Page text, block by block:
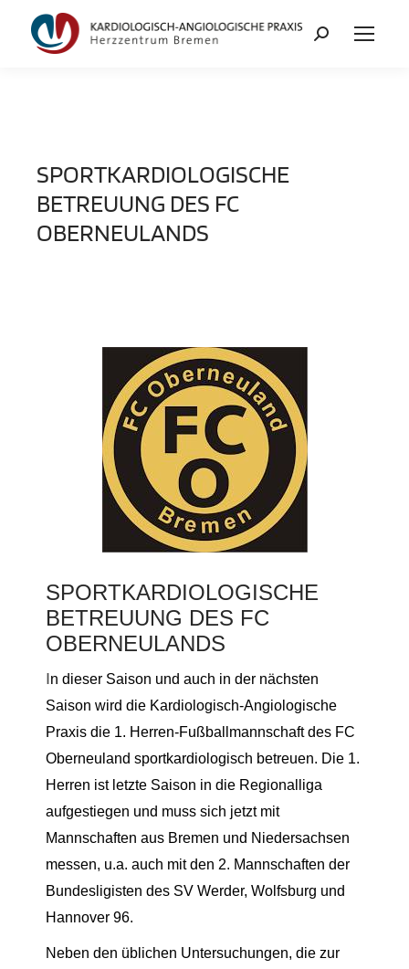
SPORTKARDIOLOGISCHE
BETREUUNG DES FC
OBERNEULANDS
SPORTKARDIOLOGISCHE
BETREUUNG DES FC
OBERNEULANDS
In dieser Saison und auch in der nächsten
Saison wird die Kardiologisch-Angiologische
Praxis die 1. Herren-Fußballmannschaft des FC
Oberneuland sportkardiologisch betreuen. Die 1.
Herren ist letzte Saison in die Regionalliga
aufgestiegen und muss sich jetzt mit
Mannschaften aus Bremen und Niedersachsen
messen, u.a. auch mit den 2. Mannschaften der
Bundesligisten des SV Werder, Wolfsburg und
Hannover 96.
Neben den üblichen Untersuchungen, die zur